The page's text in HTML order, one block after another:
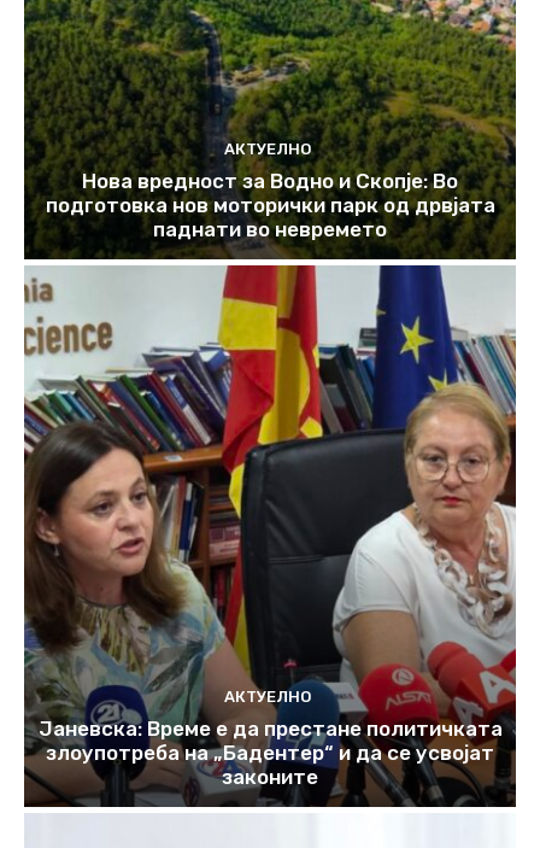
АКТУЕЛНО
Нова вредност за Водно и Скопје: Во
подготовка нов моторички парк од дрвјата
паднати во невремето
АКТУЕЛНО
Јаневска: Време е да престане политичката
злоупотреба на „Бадентер“ и да се усвојат
законите